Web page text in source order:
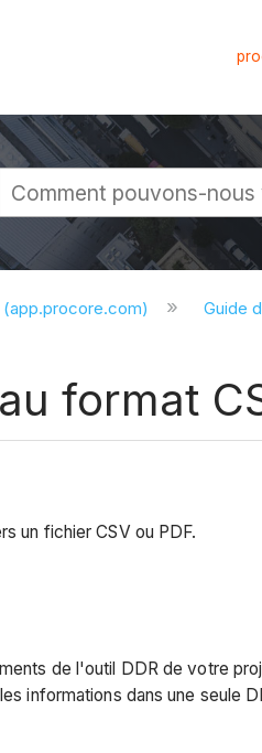
globale Guide
format
un fichier CSV ou PDF.
de l'outil DDR de votre
informations dans une seule